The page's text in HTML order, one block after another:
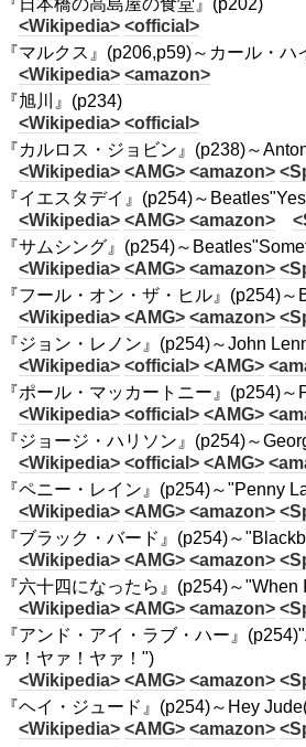
『日本橋の高島屋の食堂』(p202)
<Wikipedia> <official>
『マルクス』(p206,p59)～カール・
<Wikipedia> <amazon>
『旭川』(p234)
<Wikipedia> <official>
『カルロス・ジョビン』(p238)～
<Wikipedia> <AMG> <amazon>
『イエスタデイ』(p254)～
<Wikipedia> <AMG> <amazon>
『サムシング』(p254)～
<Wikipedia> <AMG> <amazon>
『フール・オン・ザ・ヒル』(p254)
<Wikipedia> <AMG> <amazon>
『ジョン・レノン』(p254)～John
<Wikipedia> <official> <AMG>
『ポール・マッカートニー』(p254)
<Wikipedia> <official> <AMG>
『ジョージ・ハリソン』(p254)～
<Wikipedia> <official> <AMG>
『ペニー・レイン』(p254)～"Penny
<Wikipedia> <AMG> <amazon>
『ブラック・バード』(p254)～
<Wikipedia> <AMG> <amazon>
『六十四になったら』(p254)～
<Wikipedia> <AMG> <amazon>
『アンド・アイ・ラブ・ハー』
ァ！ヤァ！ヤァ！")
<Wikipedia> <AMG> <amazon>
『ヘイ・ジュード』(p254)～Hey
<Wikipedia> <AMG> <amazon>